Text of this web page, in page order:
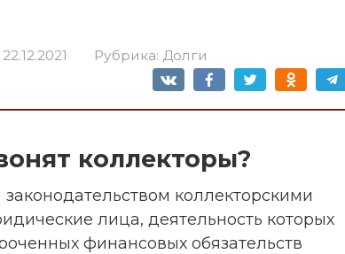
22.12.2021 Рубрика: Долги
коллекторы?
коллекторскими
лица, деятельность которых
финансовых обязательств